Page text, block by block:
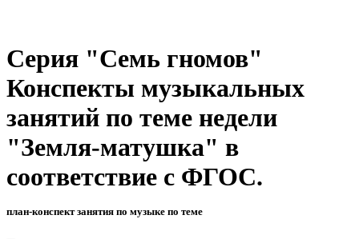
Серия "Семь гномов"
Конспекты музыкальных
занятий по теме недели
"Земля-матушка" в
соответствие с ФГОС.
план-конспект занятия по музыке по теме